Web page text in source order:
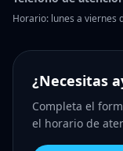
Horario: lunes a viernes
¿Necesitas
Completa el
el horario de